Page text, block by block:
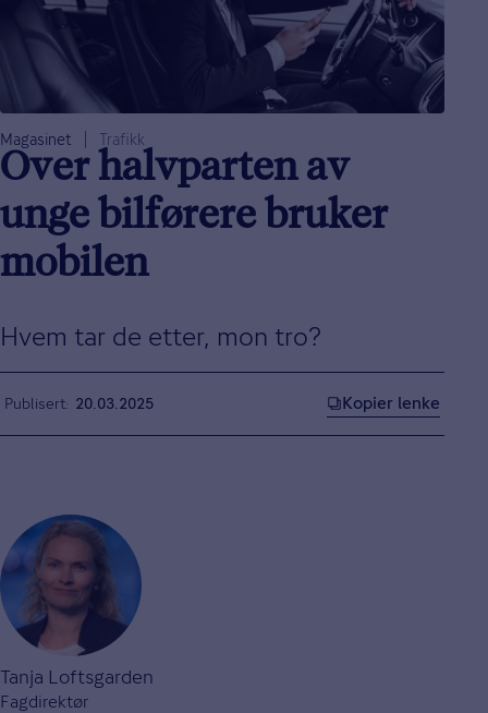
Magasinet Trafikk
Over halvparten av
unge bilførere bruker
mobilen
Hvem tar de etter, mon tro?
Publisert 20.03.2025 Kopier lenke
Tanja Loftsgarden
Fagdirektør